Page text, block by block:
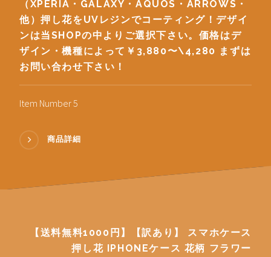
（XPERIA・GALAXY・AQUOS・ARROWS・
他）押し花をUVレジンでコーティング！デザイ
ンは当SHOPの中よりご選択下さい。価格はデ
ザイン・機種によって￥3,880〜\4,280 まずは
お問い合わせ下さい！
Item Number 5
商品詳細
【送料無料1000円】【訳あり】 スマホケース
押し花 IPHONEケース 花柄 フラワー